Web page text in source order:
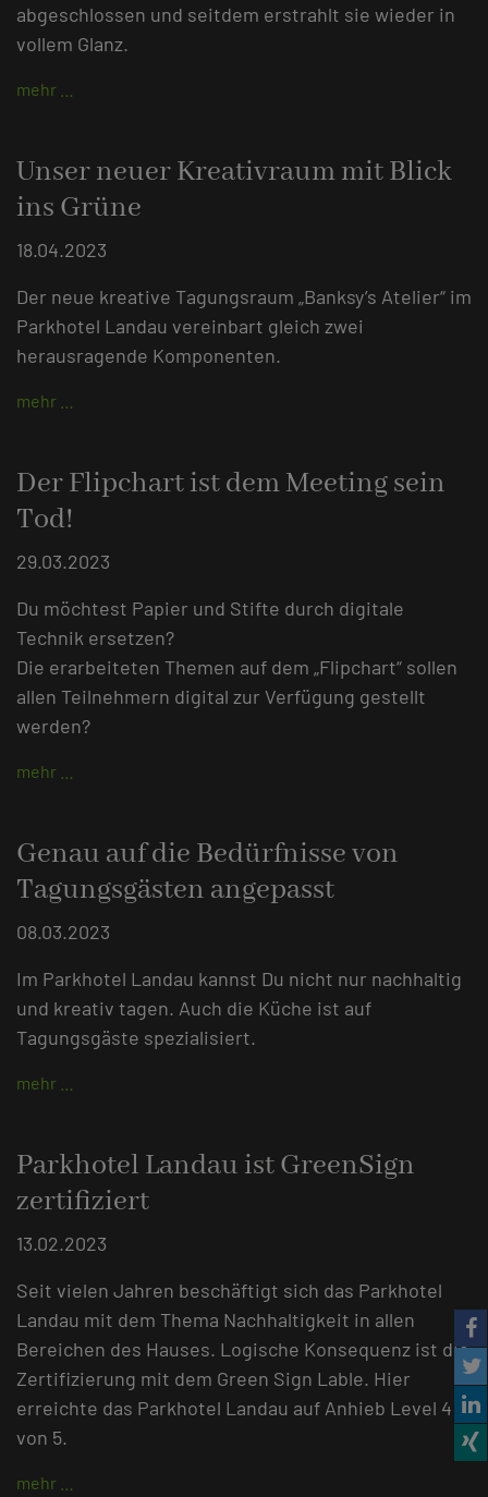
abgeschlossen und seitdem erstrahlt sie wieder in
vollem Glanz.
mehr …
Unser neuer Kreativraum mit Blick
ins Grüne
18.04.2023
Der neue kreative Tagungsraum „Banksy’s Atelier“ im
Parkhotel Landau vereinbart gleich zwei
herausragende Komponenten.
mehr …
Der Flipchart ist dem Meeting sein
Tod!
29.03.2023
Du möchtest Papier und Stifte durch digitale
Technik ersetzen?
Die erarbeiteten Themen auf dem „Flipchart“ sollen
allen Teilnehmern digital zur Verfügung gestellt
werden?
mehr …
Genau auf die Bedürfnisse von
Tagungsgästen angepasst
08.03.2023
Im Parkhotel Landau kannst Du nicht nur nachhaltig
und kreativ tagen. Auch die Küche ist auf
Tagungsgäste spezialisiert.
mehr …
Parkhotel Landau ist GreenSign
zertifiziert
13.02.2023
Seit vielen Jahren beschäftigt sich das Parkhotel
Landau mit dem Thema Nachhaltigkeit in allen
Bereichen des Hauses. Logische Konsequenz ist die
Zertifizierung mit dem Green Sign Lable. Hier
erreichte das Parkhotel Landau auf Anhieb Level 4
von 5.
mehr …